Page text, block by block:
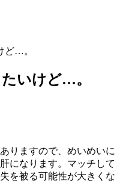
ど…。
たいけど…。
りますので、めいめいに
になります。マッチして
を被る可能性が大きくな